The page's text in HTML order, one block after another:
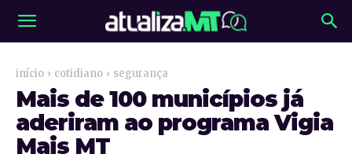
início cotidiano segurança
Mais de 100 municípios já
aderiram ao programa Vigia
Mais MT